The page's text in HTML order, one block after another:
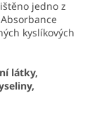
jedno z
kyslíkových
látky,